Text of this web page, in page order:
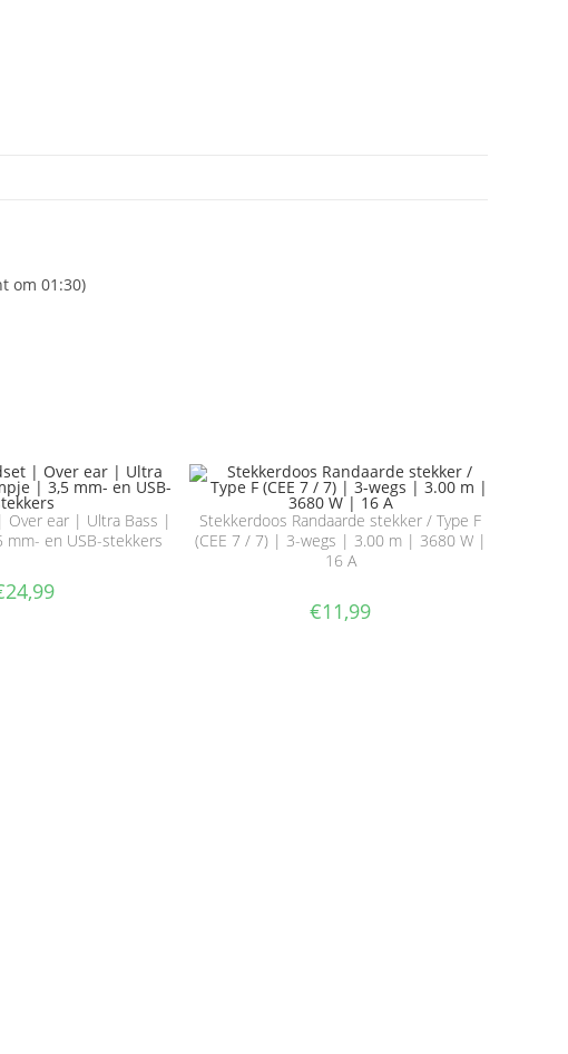
om 01:30)
Over ear | Ultra Bass |
mm- en USB-stekkers
24,99
Stekkerdoos Randaarde stekker / Type F
(CEE 7 / 7) | 3-wegs | 3.00 m | 3680 W |
16 A
€11,99